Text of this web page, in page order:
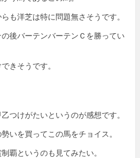
も洋芝は特に問題無さそうです。
後バーテンバーテンＣを勝ってい
きそうです。
つけがたいというのが感想です。
いを買ってこの馬をチョイス。
覇というのも見てみたい。